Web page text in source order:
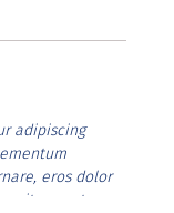
adipiscing
eros dolor
vitae erat.